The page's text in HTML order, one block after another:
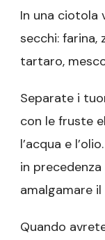
In una
secchi: farina,
tartaro,
Separate i
con le fruste
l’acqua e
in
amalgamare
Quando